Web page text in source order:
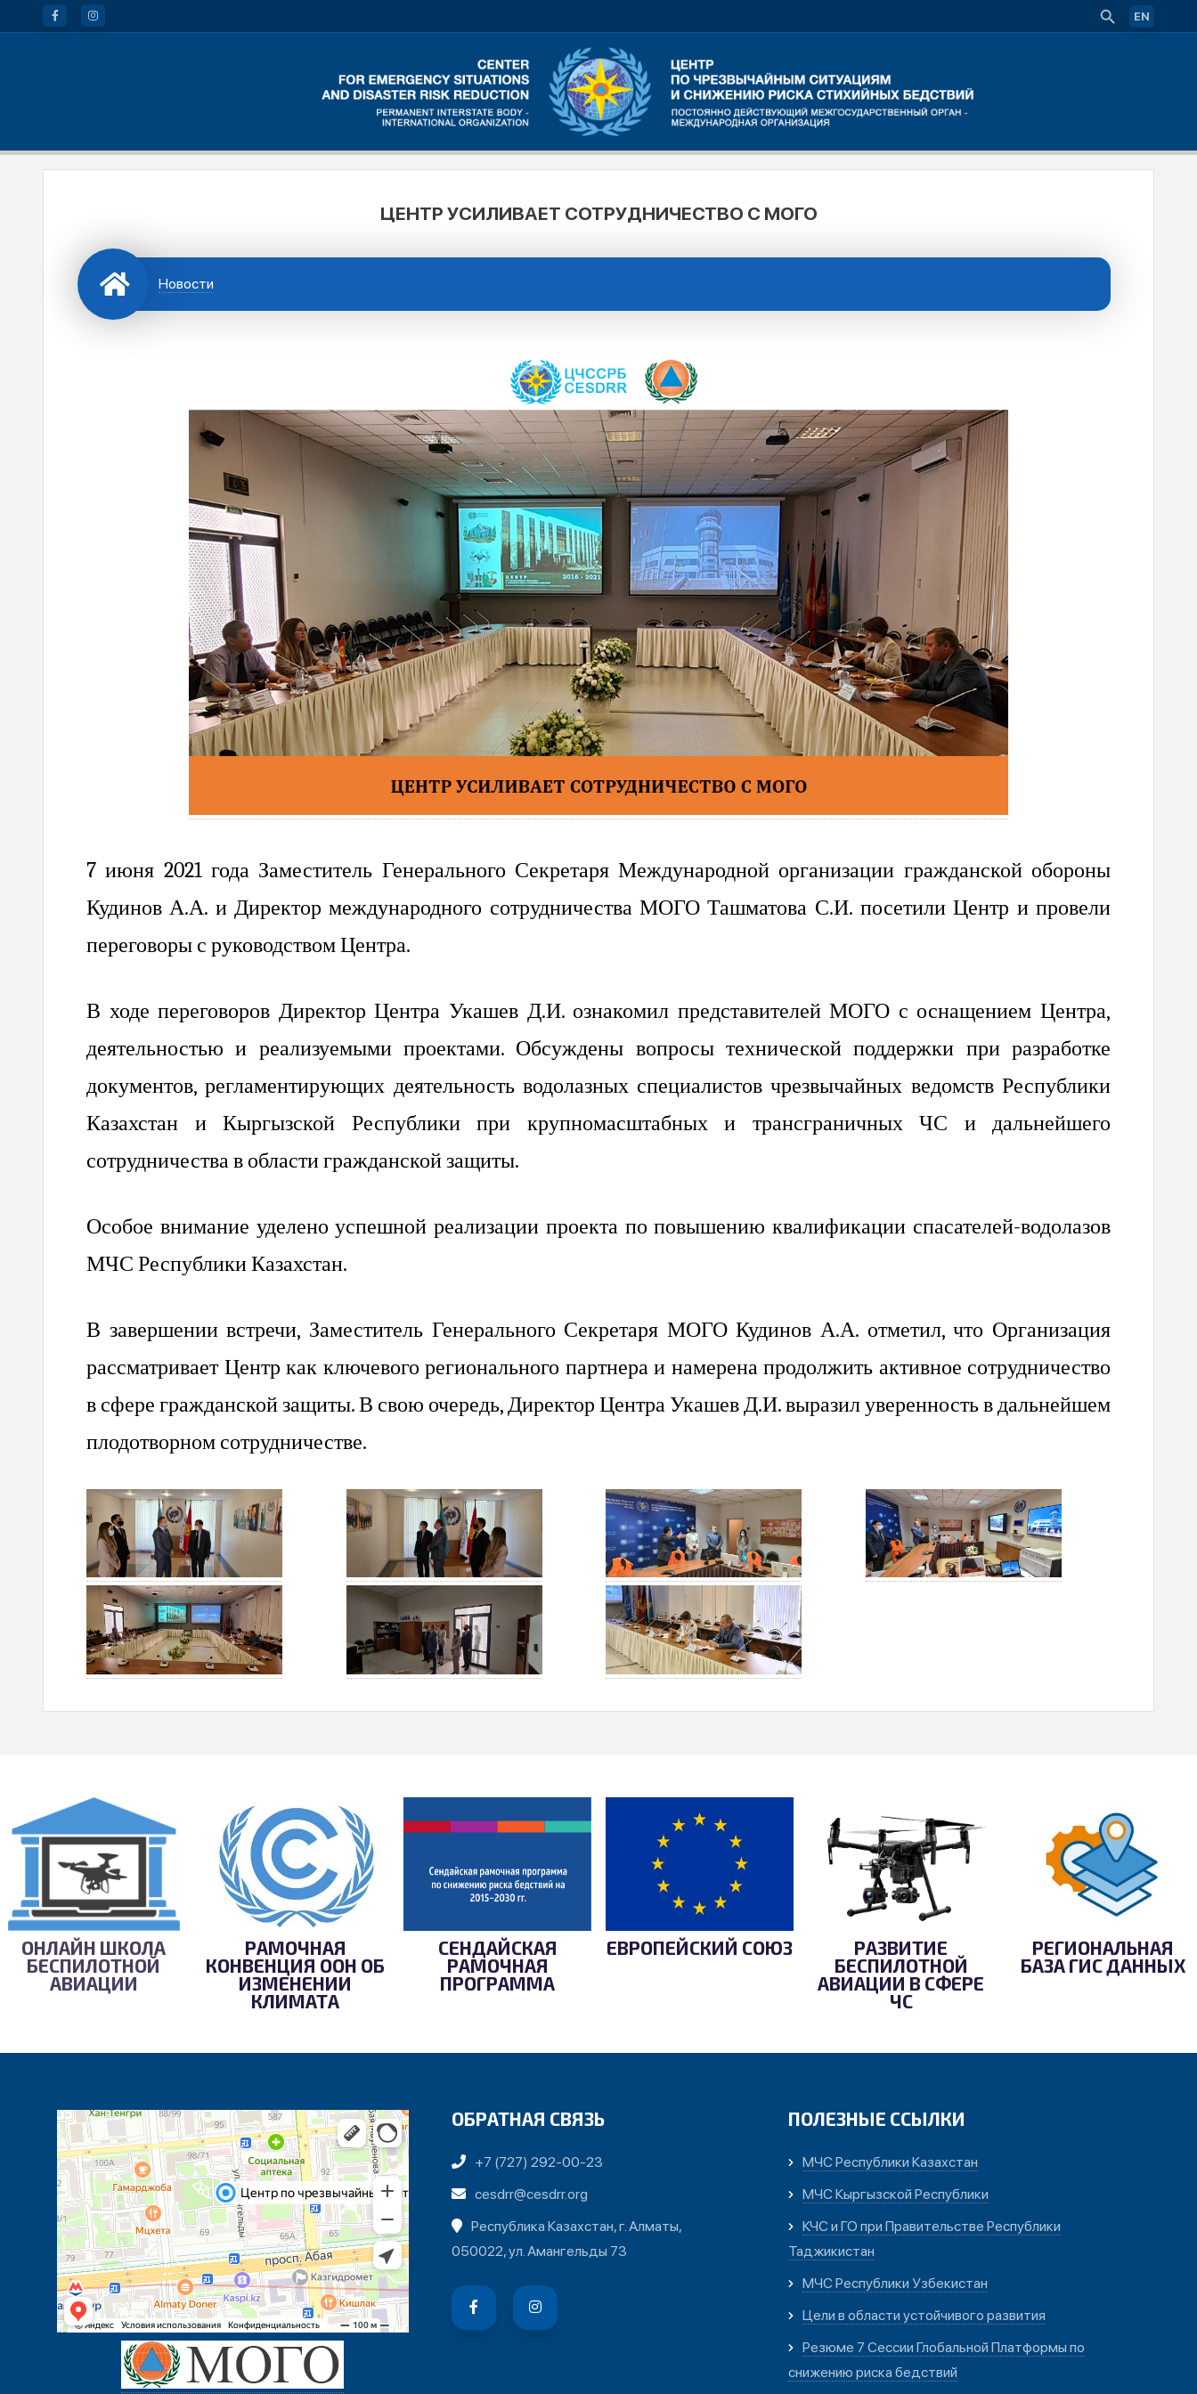
EN
ЦЕНТР УСИЛИВАЕТ СОТРУДНИЧЕСТВО С МОГО
Новости
7 июня 2021 года Заместитель Генерального Секретаря Международной организации гражданской обороны
Кудинов А.А. и Директор международного сотрудничества МОГО Ташматова С.И.посетили Центр и провели
переговоры с руководством Центра.
В ходе переговоров Директор Центра Укашев Д.И. ознакомил представителей МОГО с оснащением Центра,
деятельностью и реализуемыми проектами. Обсуждены вопросы технической поддержки при разработке
документов, регламентирующих деятельность водолазных специалистов чрезвычайных ведомств Республики
Казахстан и Кыргызской Республики при крупномасштабных и трансграничных ЧС и дальнейшего
сотрудничества в области гражданской защиты.
Особое внимание уделено успешной реализации проекта по повышению квалификации спасателей-водолазов
МЧС Республики Казахстан.
В завершении встречи, Заместитель Генерального Секретаря МОГО Кудинов А.А. отметил, что Организация
рассматривает Центр как ключевого регионального партнера и намерена продолжить активное сотрудничество
в сфере гражданской защиты. В свою очередь, Директор Центра Укашев Д.И. выразил уверенность в дальнейшем
плодотворном сотрудничестве.
ОНЛАЙН ШКОЛА
БЕСПИЛОТНОЙ
АВИАЦИИ
РАМОЧНАЯ
КОНВЕНЦИЯ ООН ОБ
ИЗМЕНЕНИИ
КЛИМАТА
СЕНДАЙСКАЯ
РАМОЧНАЯ
ПРОГРАММА
ЕВРОПЕЙСКИЙ СОЮЗ
РАЗВИТИЕ
БЕСПИЛОТНОЙ
АВИАЦИИ В СФЕРЕ
ЧС
РЕГИОНАЛЬНАЯ
БАЗА ГИС ДАННЫХ
ОБРАТНАЯ СВЯЗЬ
+7 (727) 292-00-23
cesdrr@cesdrr.org
Республика Казахстан, г. Алматы,
050022, ул. Амангельды 73
ПОЛЕЗНЫЕ ССЫЛКИ
МЧС Республики Казахстан
МЧС Кыргызской Республики
КЧС и ГО при Правительстве Республики
Таджикистан
МЧС Республики Узбекистан
Цели в области устойчивого развития
Резюме 7 Сессии Глобальной Платформы по
снижению риска бедствий